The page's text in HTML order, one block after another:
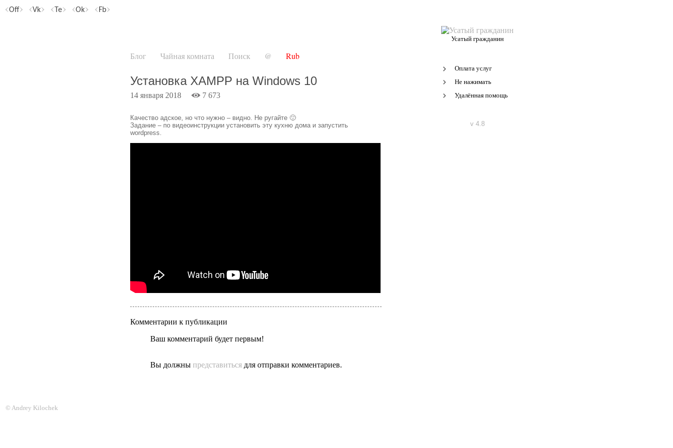
Off Vk Te Ok Fb
Блог Чайная комната Поиск @ Rub
Усатый гражданин
Оплата услуг
Не нажимать
Удалённая помощь
v 4.8
Установка XAMPP на Windows 10
14 января 2018 7 673
Качество адское, но что нужно – видно. Не ругайте 🙂
Задание – по видеоинструкции установить эту кухню дома и запустить
wordpress.
Комментарии к публикации
Ваш комментарий будет первым!
Вы должны представитьсядля отправки комментариев.
© Andrey Kilochek